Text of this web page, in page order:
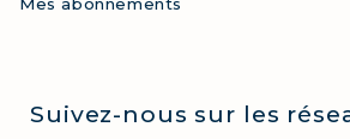
Suivez-nous sur les